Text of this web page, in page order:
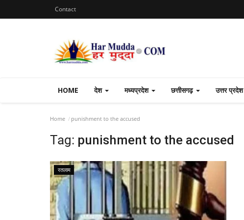
Contact
HOME देश मध्यप्रदेश छत्तीसगढ़ उत्तर प्रदेश
Home punishment to the accused
Tag: punishment to the accused
रतलाम